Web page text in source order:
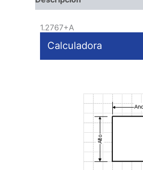
1.2767+A
Calculadora